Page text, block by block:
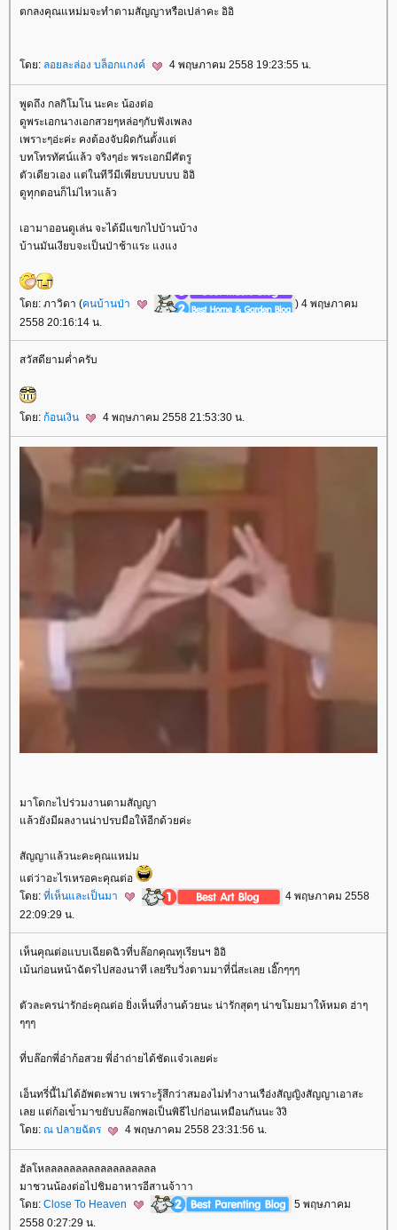
ตกลงคุณแหม่มจะทำตามสัญญาหรือเปล่าคะ อิอิ
ดย: ลอยละล่อง บล็อกแกงค์ 4 พฤษภาคม 2558 19:23:55 น.
พูดถึง กลกิโมโน นะคะ น้องต่อ
ดูพระเอกนางเอกสวยๆหล่อๆกับฟังเพลง
เพราะๆอ่ะค่ะ คงต้องจับผิดกันตั้งแต่
บทโทรทัศน์แล้ว จริงๆอ่ะ พระเอกมีศัตรู
ตัวเดียวเอง แต่ในทีวีมีเพียบบบบบบ อิอิ
ดูทุกตอนก็ไม่ไหวแล้ว
เอามาออนดูเล่น จะได้มีแขกไปบ้านบ้าง
บ้านมันเงียบจะเป็นป่าช้าแระ แงแง
ดย: ภาวิดา (คนบ้านป่า
) 4 พฤษภาคม
2558 20:16:14 น.
สวัสดียามค่ำครับ
ดย: ก้อนเงิน 4 พฤษภาคม 2558 21:53:30 น.
มาโดกะไปร่วมงานตามสัญญา
ล้วยังมีผลงานน่าปรบมือให้อีกด้วยค่ะ
สัญญาแล้วนะคะคุณแหม่ม
ต่ว่าอะไรเหรอคะคุณต่อ
ดย: ที่เห็นและเป็นมา
4 พฤษภาคม 2558
22:09:29 น.
เห็นคุณต่อแบบเฉียดฉิวที่บล๊อกคุณทุเรียนฯ อิอิ
เม้นก่อนหน้าฉัตรไปสองนาที เลยรีบวิ่งตามมาที่นี่สะเลย เอิ๊กๆๆๆ
ตัวละครน่ารักอ่ะคุณต่อ ยิ่งเห็นที่งานด้วยนะ น่ารักสุดๆ น่าขโมยมาให้หมด ฮ่าๆ
ๆๆๆ
ที่บล๊อกพี่อ๋าก้อสวย พี่อ๋าถ่ายได้ชัดเเจ๋วเลยค่ะ
เอ็นทรี่นี้ไม่ได้อัพตะพาบ เพราะรู้สึกว่าสมองไม่ทำงานเรือ่งสัญญิงสัญญาเอาสะ
เลย แต่ก้อเข่้ามาขยับบล๊อกพอเป็นพิธีไปก่อนเหมือนกันนะ งิงิ
ดย: ณ ปลายฉัตร 4 พฤษภาคม 2558 23:31:56 น.
ฮัลโหลลลลลลลลลลลลลลลลลล
มาชวนน้องต่อไปชิมอาหารอีสานจ้าาา
ดย: Close To Heaven
5 พฤษภาคม
2558 0:27:29 น.